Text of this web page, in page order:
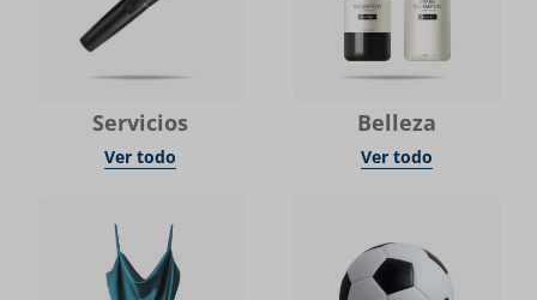
Servicios
Ver todo
Belleza
Ver todo